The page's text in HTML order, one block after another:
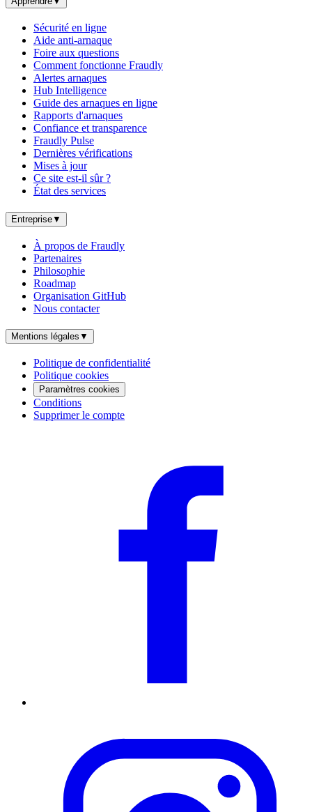
Sécurité en ligne
Aide anti-arnaque
Foire aux questions
Comment fonctionne Fraudly
Alertes arnaques
Hub Intelligence
Guide des arnaques en ligne
Rapports d'arnaques
Confiance et transparence
Fraudly Pulse
Dernières vérifications
Mises à jour
Ce site est-il sûr ?
État des services
Entreprise▼
À propos de Fraudly
Partenaires
Philosophie
Roadmap
Organisation GitHub
Nous contacter
Mentions légales ▼
Politique de confidentialité
Politique cookies
Paramètres cookies
Conditions
Supprimer le compte